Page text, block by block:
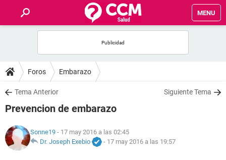
MENU
FOROS
SALUD
NUTRICIÓN
Foros Embarazo
Tema Anterior Siguiente Tema
Prevencion de embarazo
Sonne19 - 17 may 2016 a las 02:45
Dr. Joseph Exebio
- 17 may 2016 a las 19:57